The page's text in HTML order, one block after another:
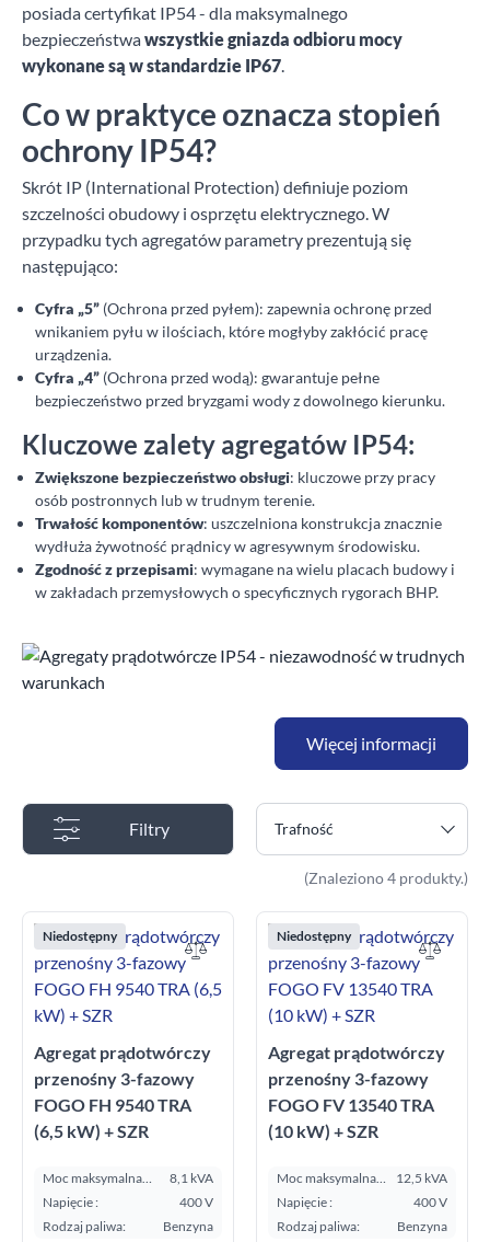
posiada certyfikat IP54 - dla maksymalnego
bezpieczeństwawszystkie gniazda odbioru mocy
wykonane są w standardzie IP67
Co w praktyce oznacza stopień
ochrony IP54?
Skrót IP (International Protection) definiuje poziom
szczelności obudowy i osprzętu elektrycznego. W
przypadku tych agregatów parametry prezentują się
następująco:
Cyfra „5” (Ochrona przed pyłem): zapewnia ochronę przed
wnikaniem pyłu w ilościach, które mogłyby zakłócić pracę
urządzenia.
Cyfra „4” (Ochrona przed wodą): gwarantuje pełne
bezpieczeństwo przed bryzgami wody z dowolnego kierunku.
Kluczowe zalety agregatów IP54:
Zwiększone bezpieczeństwo obsługi: kluczowe przy pracy
osób postronnych lub w trudnym terenie.
Trwałość komponentów: uszczelniona konstrukcja znacznie
wydłuża żywotność prądnicy w agresywnym środowisku.
Zgodność z przepisami: wymagane na wielu placach budowy i
w zakładach przemysłowych o specyficznych rygorach BHP.
Więcej informacji
Filtry Trafność
(Znaleziono 4 produkty.)
Niedostępny
Agregat prądotwórczy
przenośny 3-fazowy
FOGO FH 9540 TRA
(6,5 kW) + SZR
Moc maksymalna
8,1 kVA
Napięcie :
400 V
Rodzaj paliwa:
Benzyna
Niedostępny
Agregat prądotwórczy
przenośny 3-fazowy
FOGO FV 13540 TRA
(10 kW) + SZR
Moc maksymalna
12,5 kVA
Napięcie :
400 V
Rodzaj paliwa:
Benzyna